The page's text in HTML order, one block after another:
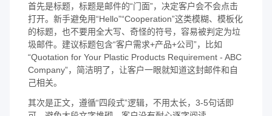
首先是标题，标题是邮件的“门面”，决定客户会不会点击
打开。新手避免用“Hello”“Cooperation”这类模糊、模板化
的标题，也不要用全大写、奇怪的符号，容易被判定为垃
圾邮件。建议标题包含“客户需求+产品+公司”，比如
“Quotation for Your Plastic Products Requirement - ABC
Company”，简洁明了，让客户一眼就知道这封邮件和自
己相关。
其次是正文，遵循“四段式”逻辑，不用太长，3-5句话即